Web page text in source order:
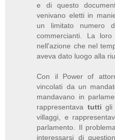
e di questo
venivano eletti in
un limitato numero
commercianti. La
nell'azione che nel
aveva dato luogo alla
Con il Power of
vincolati da un
mandavano in
rappresentava tutti gli
villaggi, e
parlamento. Il
interessarsi di